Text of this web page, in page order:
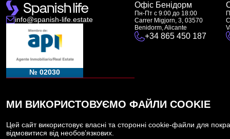
info@spanish-life.estate
№ 02030
RAICV - 5012
Офіс Бенідорм
Пн-Пт с 9:00 до 18:00
Carrer Migjorn, 3, 03570
Benidorm, Alicante
+34 865 450 187
МИ ВИКОРИСТОВУЄМО ФАЙЛИ COOKIE
Цей сайт використовує власні та сторонні cookie-файли для
відмовитися від необов’язкових.